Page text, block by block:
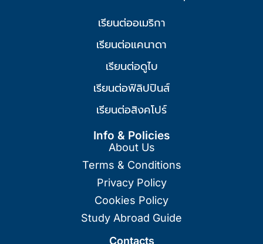
เรียนต่ออเมริกา
เรียนต่อแคนาดา
เรียนต่อดูไบ
เรียนต่อฟิลิปปินส์
เรียนต่อสิงคโปร์
Info & Policies
About Us
Terms & Conditions
Privacy Policy
Cookies Policy
Study Abroad Guide
Contacts